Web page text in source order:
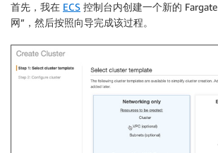
首先，我在 ECS 控制台内创建一个新的 Fargate
网”，然后按照向导完成该过程。